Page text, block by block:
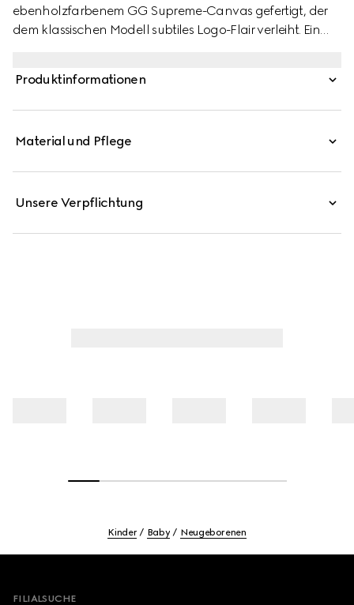
ebenholzfarbenem GG Supreme-Canvas gefertigt, der
dem klassischen Modell subtiles Logo-Flair verleiht. Ein
Produktinformationen
Material und Pflege
Unsere Verpflichtung
Kinder Baby Neugeborenen
FILIALSUCHE